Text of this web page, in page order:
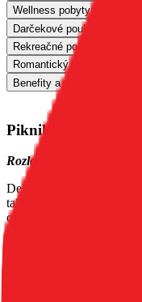
Wellness pobyty
Darčekové poukážky
Rekreačné poukazy
Romantický balíček
Benefity a zľavy
Piknik v Tatrách
Rozložte deku a
Deka rozložená v tráve,
takto chutí leto v Tatrách.
obyčajný deň na
rezervovať a vyzdvihnúť